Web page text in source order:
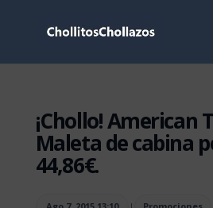
¡Chollo! American
Maleta de cabina
44,86€.